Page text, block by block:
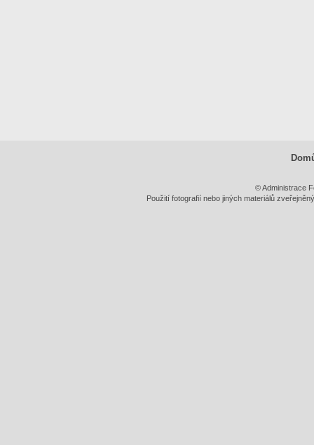
© Administrace
Použití fotografií nebo jiných materiálů